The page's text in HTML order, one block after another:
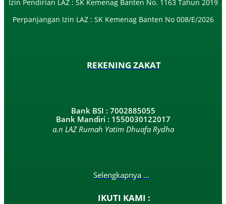
Izin Pendirian LAZ : SK Kemenag Banten No. 1163 Tahun 2019
Perpanjangan Izin LAZ : SK Kemenag Banten No 008/E/2026​
REKENING ZAKAT
Bank BSI : 7002885055
Bank Mandiri : 1550030122017
a.n LAZ Rumah Yatim Dhuafa Rydha
Selengkapnya ...
IKUTI KAMI :